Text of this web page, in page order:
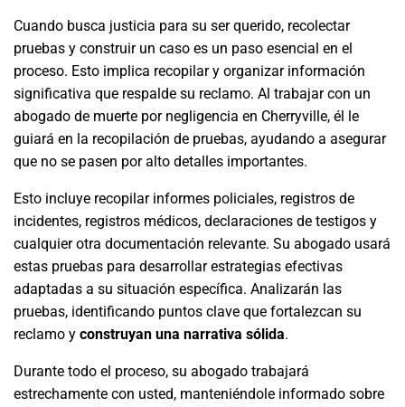
Cuando busca justicia para su ser querido, recolectar
pruebas y construir un caso es un paso esencial en el
proceso. Esto implica recopilar y organizar información
significativa que respalde su reclamo. Al trabajar con un
abogado de muerte por negligencia en Cherryville, él le
guiará en la recopilación de pruebas, ayudando a asegurar
que no se pasen por alto detalles importantes.
Esto incluye recopilar informes policiales, registros de
incidentes, registros médicos, declaraciones de testigos y
cualquier otra documentación relevante. Su abogado usará
estas pruebas para desarrollar estrategias efectivas
adaptadas a su situación específica. Analizarán las
pruebas, identificando puntos clave que fortalezcan su
reclamo y construyan una narrativa sólida.
Durante todo el proceso, su abogado trabajará
estrechamente con usted, manteniéndole informado sobre